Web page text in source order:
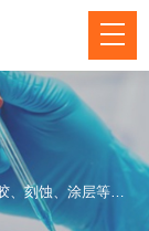
CIF专注材料表面处理技术,为客户提供专业清洗、去胶、刻蚀、涂层等方面仪器装备和应用工艺解决方案！